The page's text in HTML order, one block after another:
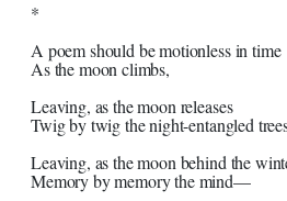
*
A poem should be motionless in time
As the moon climbs,
Leaving, as the moon releases
Twig by twig the night-entangled
Leaving, as the moon behind the
Memory by memory the mind—